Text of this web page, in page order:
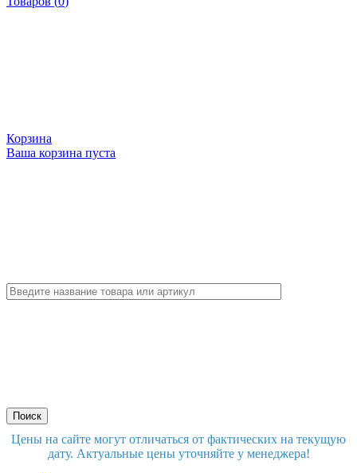
Корзина
Ваша корзина пуста
Цены на сайте могут отличаться от фактических на текущую
дату. Актуальные цены уточняйте у менеджера!